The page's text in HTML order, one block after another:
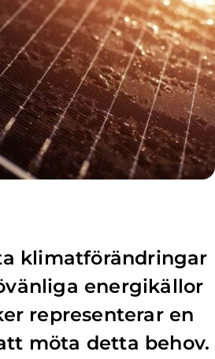
klimatförändringar
energikällor
representerar en
möta detta behov.